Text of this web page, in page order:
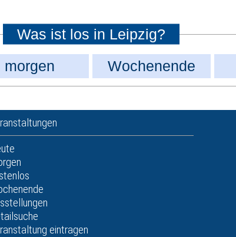
Was ist los in Leipzig?
morgen Wochenende
eintragen